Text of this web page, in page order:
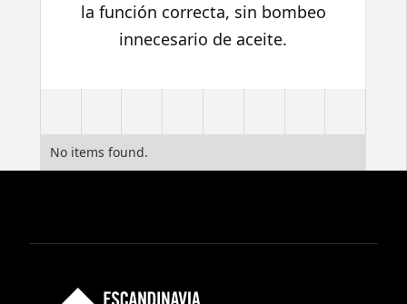
la función correcta, sin bombeo
innecesario de aceite.
No items found.